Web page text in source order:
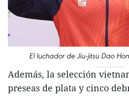
El luchador de Jiu-jitsu Dao
Además, la selección
preseas de plata y cinco